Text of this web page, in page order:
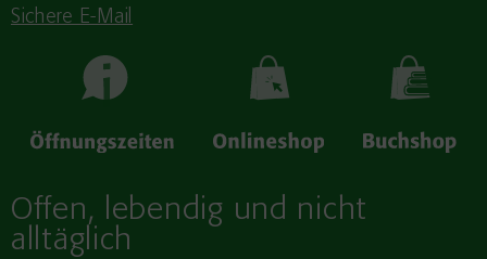
Sichere E-Mail
Offen, lebendig und nicht
alltäglich